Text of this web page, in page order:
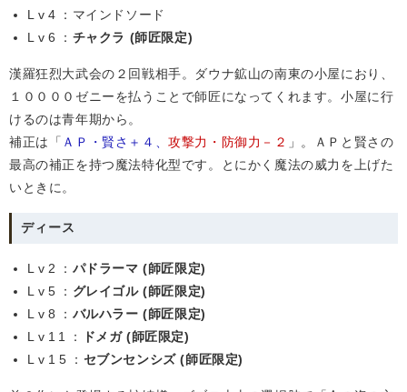
Lv4
：マインドソード
Lv6
： チャクラ (師匠限定)
漢羅狂烈大武会の２回戦相手。ダウナ鉱山の南東の小屋におり、
１００００ゼニーを払うことで師匠になってくれます。小屋に行
けるのは青年期から。
補正は「 ＡＰ・賢さ＋４、攻撃力・防御力－２ 」。ＡＰと賢さの
最高の補正を持つ魔法特化型です。とにかく魔法の威力を上げた
いときに。
ディース
Lv2 ： パドラーマ (師匠限定)
Lv5
： グレイゴル (師匠限定)
Lv8
： バルハラー (師匠限定)
Lv11
：
ドメガ (師匠限定)
Lv15
： セブンセンシズ (師匠限定)